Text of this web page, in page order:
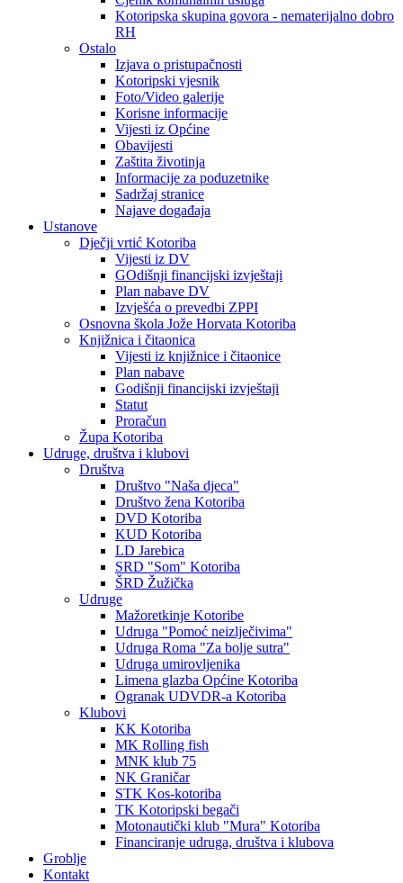
Kotoripska skupina govora - nematerijalno dobro
RH
Ostalo
Izjava o pristupačnosti
Kotoripski vjesnik
Foto/Video galerije
Korisne informacije
Vijesti iz Općine
Obavijesti
Zaštita životinja
Informacije za poduzetnike
Sadržaj stranice
Najave događaja
Ustanove
Dječji vrtić Kotoriba
Vijesti iz DV
GOdišnji financijski izvještaji
Plan nabave DV
Izvješća o prevedbi ZPPI
Osnovna škola Jože Horvata Kotoriba
Knjižnica i čitaonica
Vijesti iz knjižnice i čitaonice
Plan nabave
Godišnji financijski izvještaji
Statut
Proračun
Župa Kotoriba
Udruge, društva i klubovi
Društva
Društvo "Naša djeca"
Društvo žena Kotoriba
DVD Kotoriba
KUD Kotoriba
LD Jarebica
SRD "Som" Kotoriba
ŠRD Žužička
Udruge
Mažoretkinje Kotoribe
Udruga "Pomoć neizlječivima"
Udruga Roma "Za bolje sutra"
Udruga umirovljenika
Limena glazba Općine Kotoriba
Ogranak UDVDR-a Kotoriba
Klubovi
KK Kotoriba
MK Rolling fish
MNK klub 75
NK Graničar
STK Kos-kotoriba
TK Kotoripski begači
Motonautički klub "Mura" Kotoriba
Financiranje udruga, društva i klubova
Groblje
Kontakt